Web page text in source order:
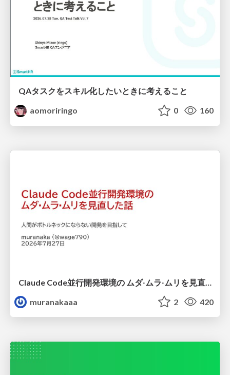
QAタスクをスキル化したいときに考えること
aomoriringo
0 160
muranakaaa
2 420